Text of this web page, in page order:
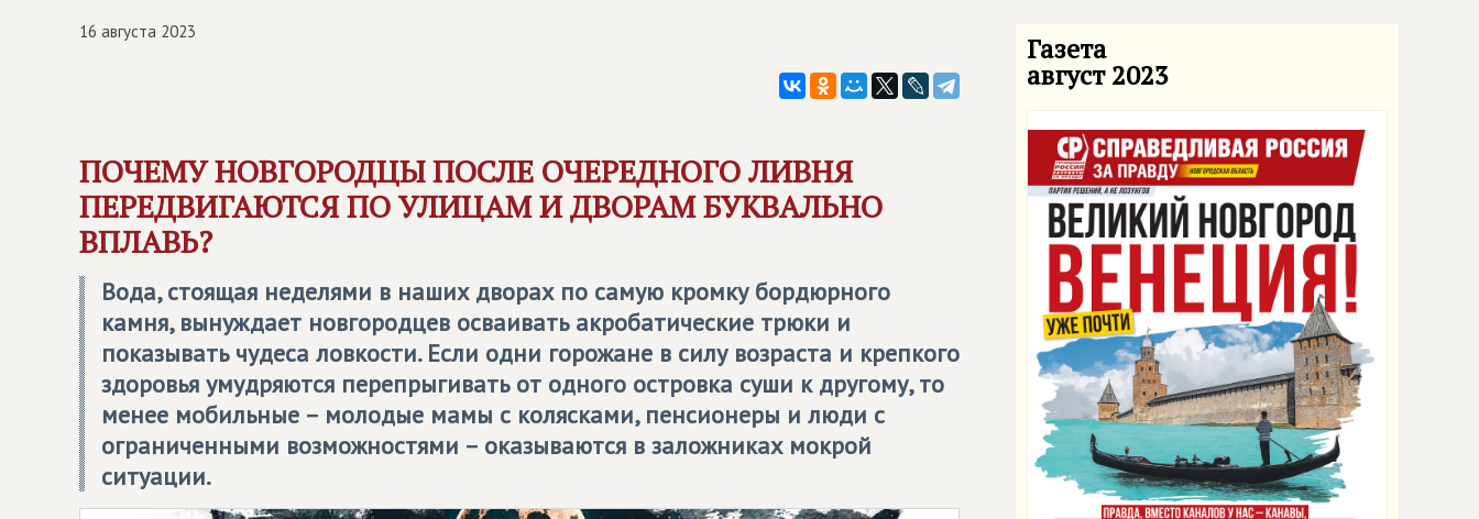
16 августа 2023
ПОЧЕМУ НОВГОРОДЦЫ ПОСЛЕ ОЧЕРЕДНОГО ЛИВНЯ
ПЕРЕДВИГАЮТСЯ ПО УЛИЦАМ И ДВОРАМ БУКВАЛЬНО
ВПЛАВЬ?
Вода, стоящая неделями в наших дворах по самую кромку бордюрного
камня, вынуждает новгородцев осваивать акробатические трюки и
показывать чудеса ловкости. Если одни горожане в силу возраста и крепкого
здоровья умудряются перепрыгивать от одного островка суши к другому, то
менее мобильные – молодые мамы с колясками, пенсионеры и люди с
ограниченными возможностями – оказываются в заложниках мокрой
ситуации.
Газета
август 2023